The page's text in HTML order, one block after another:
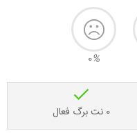
0%
0 نت برگ فعال